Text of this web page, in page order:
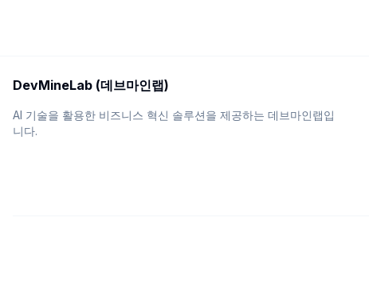
DevMineLab (데브마인랩)
AI 기술을 활용한 비즈니스 혁신 솔루션을 제공하는 데브마인랩입
니다.